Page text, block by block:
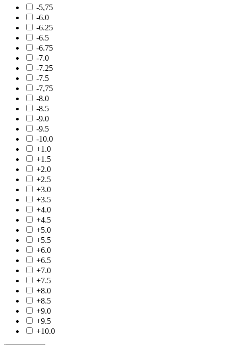
-5,75
-6.0
-6.25
-6.5
-6.75
-7.0
-7.25
-7.5
-7,75
-8.0
-8.5
-9.0
-9.5
-10.0
+1.0
+1.5
+2.0
+2.5
+3.0
+3.5
+4.0
+4.5
+5.0
+5.5
+6.0
+6.5
+7.0
+7.5
+8.0
+8.5
+9.0
+9.5
+10.0